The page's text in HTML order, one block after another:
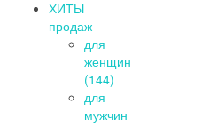
ХИТЫ
продаж
для
женщин
(144)
для
мужчин